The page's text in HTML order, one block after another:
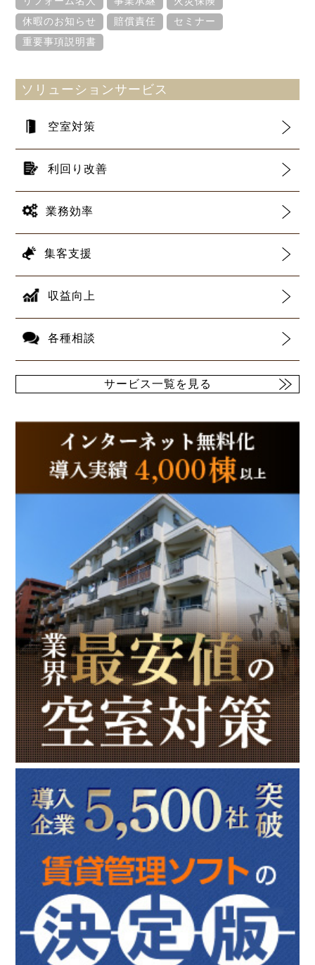
休暇のお知らせ
賠償責任
セミナー
重要事項説明書
ソリューションサービス
空室対策
利回り改善
業務効率
集客支援
収益向上
各種相談
サービス一覧を見る